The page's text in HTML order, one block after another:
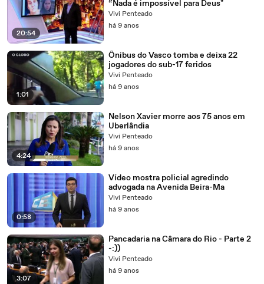
20:54
“Nada é impossível para Deus"
Vivi Penteado
há 9 anos
1:01
Ônibus do Vasco tomba e deixa 22
jogadores do sub-17 feridos
Vivi Penteado
há 9 anos
4:24
Nelson Xavier morre aos 75 anos em
Uberlândia
Vivi Penteado
há 9 anos
0:58
Vídeo mostra policial agredindo
advogada na Avenida Beira-Ma
Vivi Penteado
há 9 anos
3:07
Pancadaria na Câmara do Rio - Parte 2
-:))
Vivi Penteado
há 9 anos